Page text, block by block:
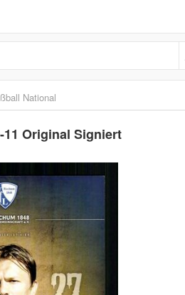
National
Original Signiert